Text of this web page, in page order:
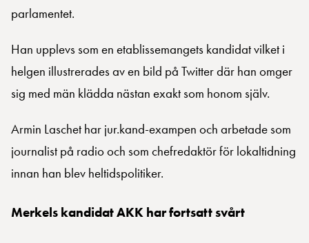
parlamentet.
Han upplevs som en etablissemangets kandidat vilket i
helgen illustrerades av en bild på Twitter där han omger
sig med män klädda nästan exakt som honom själv.
Armin Laschet har jur.kand-exampen och arbetade som
journalist på radio och som chefredaktör för lokaltidning
innan han blev heltidspolitiker.
Merkels kandidat AKK har fortsatt svårt